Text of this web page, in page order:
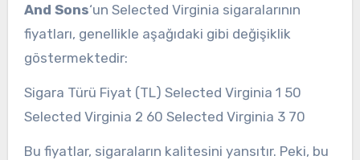
And Sons‘un Selected Virginia sigaralarının
fiyatları, genellikle aşağıdaki gibi değişiklik
göstermektedir:
Sigara Türü Fiyat (TL) Selected Virginia 1 50
Selected Virginia 2 60 Selected Virginia 3 70
Bu fiyatlar, sigaraların kalitesini yansıtır. Peki, bu